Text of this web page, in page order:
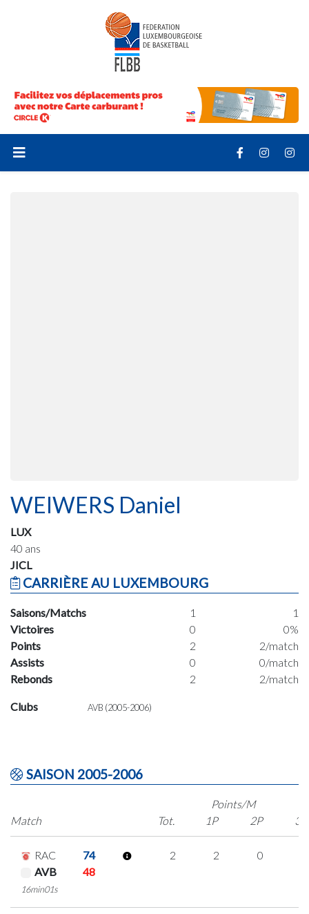
WEIWERS Daniel
LUX
40 ans
JICL
CARRIÈRE AU LUXEMBOURG
Saisons/Matchs 1
1
Victoires
0
0%
Points
2
2/match
Assists
0
0/match
Rebonds
2 2/match
Clubs AVB (2005-2006)
SAISON 2005-2006
Match
Points/M
Tot.
1P 2P 3P
RAC
74
AVB
48
16min01s
2 2 0